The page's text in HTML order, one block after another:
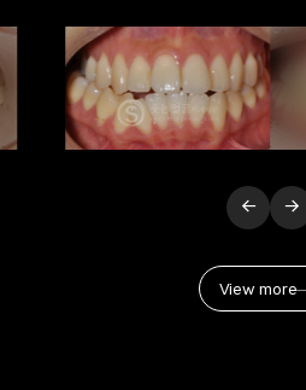
11
V-ceph
12
View more